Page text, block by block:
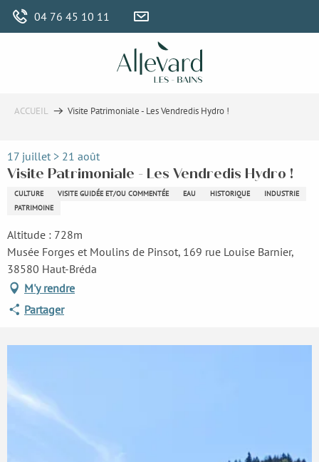
Aller
04 76 45 10 11
ACCUEIL Visite Patrimoniale - Les Vendredis Hydro !
17 juillet > 21 août
Visite Patrimoniale - Les Vendredis Hydro !
CULTURE VISITE GUIDÉE ET/OU COMMENTÉE EAU HISTORIQUE
INDUSTRIE
PATRIMOINE
Altitude : 728m
Musée Forges et Moulins de Pinsot, 169 rue Louise Barnier,
38580 Haut-Bréda
M'y rendre
Partager